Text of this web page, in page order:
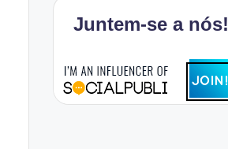
Juntem-se a nós!